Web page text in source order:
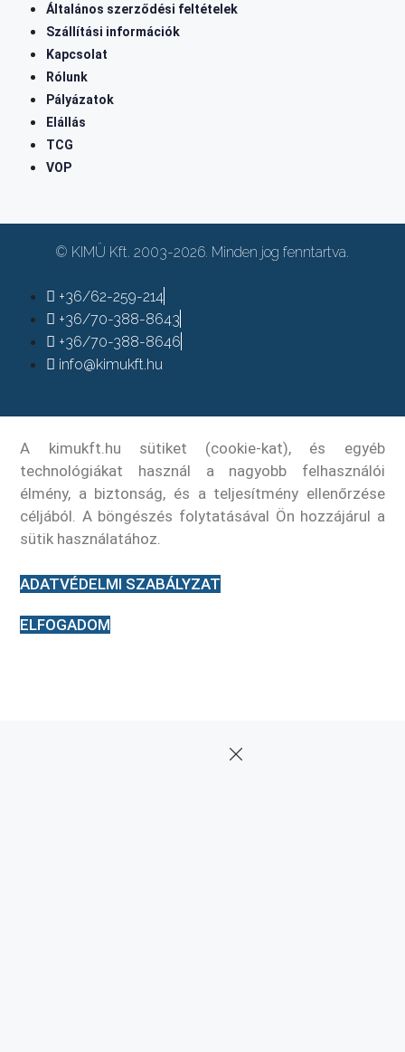
Általános szerződési feltételek
Szállítási információk
Kapcsolat
Rólunk
Pályázatok
Elállás
TCG
VOP
© KIMÜ Kft. 2003-2026. Minden jog fenntartva.
+36/62-259-214
+36/70-388-8643
+36/70-388-8646
info@kimukft.hu
A kimukft.hu sütiket (cookie-kat), és egyéb
technológiákat használ a nagyobb felhasználói
élmény, a biztonság, és a teljesítmény ellenőrzése
céljából. A böngészés folytatásával Ön hozzájárul a
sütik használatához.
ADATVÉDELMI SZABÁLYZAT
ELFOGADOM